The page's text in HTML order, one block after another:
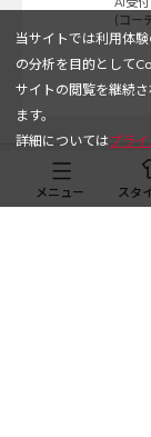
(コー
メニュー スタ
当サイトでは利用体
の分析を目的として
サイトの閲覧を継続
ます。
詳細についてはプラ